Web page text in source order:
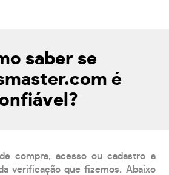
saber se
é
compra, acesso ou cadastro a
verificação que fizemos. Abaixo